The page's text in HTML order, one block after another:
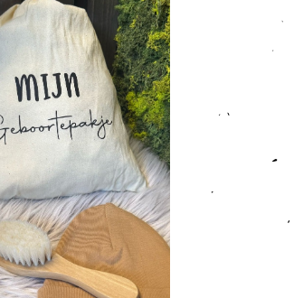
D
E
W
I
N
K
E
L
W
A
G
E
N